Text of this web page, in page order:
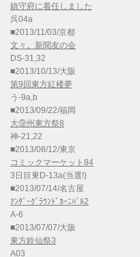
鎮守府に着任しました
呉04a
■2013/11/03/京都
文々。新聞友の会
DS-31,32
■2013/10/13/大阪
第9回東方紅楼夢
う-9a,b
■2013/09/22/福岡
大⑨州東方祭8
神-21,22
■2013/08/12/東京
コミックマーケット84
3日目東D-13a(当選!)
■2013/07/14/名古屋
ｱﾝﾀﾞｰｸﾞﾗｳﾝﾄﾞｶｰﾆﾊﾞﾙ2
A-6
■2013/07/07/大阪
東方鈴仙祭3
A03